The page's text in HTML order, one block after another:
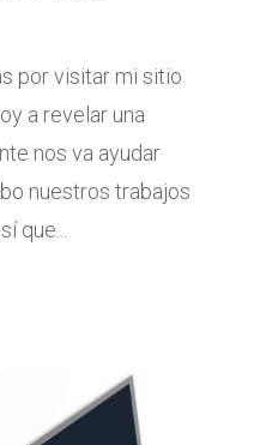
por visitar mi sitio
a revelar una
nos va ayudar
nuestros trabajos
que...